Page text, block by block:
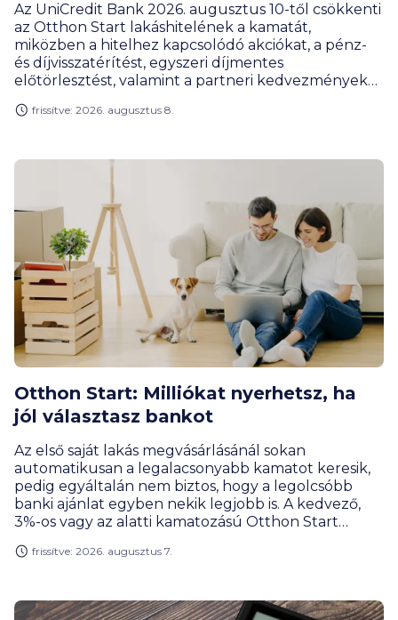
Az UniCredit Bank 2026. augusztus 10-től csökkenti
az Otthon Start lakáshitelének a kamatát,
miközben a hitelhez kapcsolódó akciókat, a pénz-
és díjvisszatérítést, egyszeri díjmentes
előtörlesztést, valamint a partneri kedvezményeket
a maximum 3 százalékos kedvezményes hitelt
frissítve: 2026. augusztus 8.
Otthon Start: Milliókat nyerhetsz, ha
jól választasz bankot
Az első saját lakás megvásárlásánál sokan
automatikusan a legalacsonyabb kamatot keresik,
pedig egyáltalán nem biztos, hogy a legolcsóbb
banki ajánlat egyben nekik legjobb is. A kedvező,
3%-os vagy az alatti kamatozású Otthon Start
igénylési feltételek és a teljes futamidő alatti
teljes kép alapján érdemes meghozni.
frissítve: 2026. augusztus 7.